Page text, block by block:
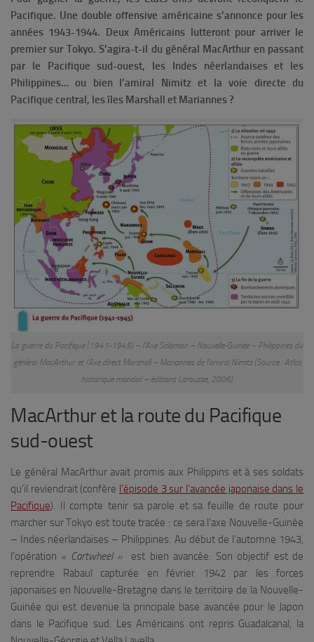
Pacifique. Une double offensive américaine s’annonce pour les
années 1943-1944. Deux Américains lutteront pour arriver le
premier sur Tokyo. S’agira-t-il du général MacArthur en passant
par le Pacifique sud-ouest, les Indes néerlandaises et les
Philippines… ou bien l’amiral Nimitz et la voie directe du
Pacifique central, les îles Marshall et Mariannes ?
La guerre du Pacifique (1941-1945) – l’Axe Salomon – Nouvelle-Guinée – Philippines du
général MacArthur et l’Axe direct Marshall – Mariannes de l’amiral Nimitz (Source : Atlas
historique mondial – éditions Larousse, 2006)
MacArthur et la route du Pacifique
sud-ouest
Le général MacArthur avait promis aux Philippins et à ses soldats
qu’il reviendrait (confère l’épisode 3 sur l’avancée japonaise dans le
Pacifique). Il compte tenir sa parole et sa feuille de route pour
marcher sur Tokyo est toute tracée : ce sera l’axe Nouvelle-Guinée
– Indes néerlandaises – Philippines. Au début de l’automne 1943,
l’opération « Cartwheel »est bien avancée. Son objectif est de
reprendre Rabaul capturée en février 1942 par les forces
japonaises en Nouvelle-Bretagne dans le territoire de la Nouvelle-
Guinée qui est devenue la principale base avancée pour le Japon
dans le Pacifique sud. Les Américains ont repris Guadalcanal, la